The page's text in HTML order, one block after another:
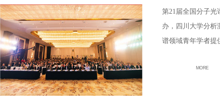
第21届全国分子光
办，四川大学分析
谱领域青年学者提
MORE